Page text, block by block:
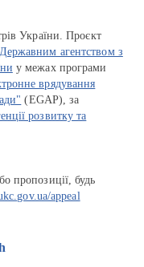
України. Проєкт
Державним агентством з
у межах програми
врядування
(EGAP), за
розвитку та
пропозиції, будь
appeal